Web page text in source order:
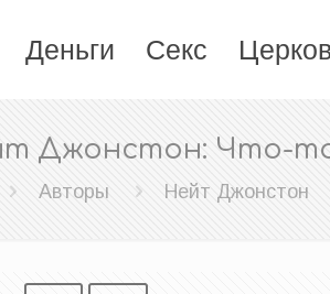
Деньги Секс
Джонстон: Что-то
Авторы Нейт Джонстон